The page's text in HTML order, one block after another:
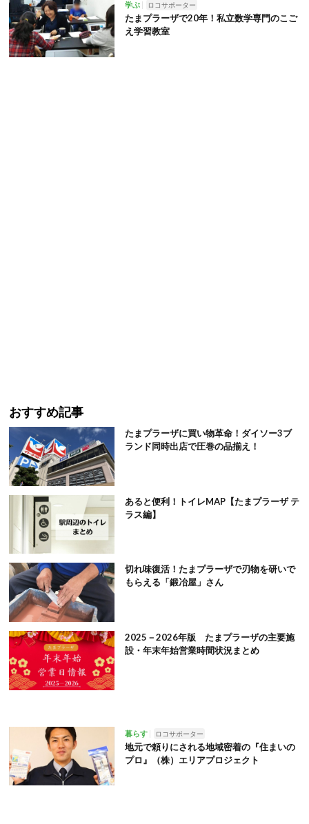
学ぶ ロコサポーター
たまプラーザで20年！私立数学専門のこご
え学習教室
おすすめ記事
たまプラーザに買い物革命！ダイソー3ブ
ランド同時出店で圧巻の品揃え！
あると便利！トイレMAP【たまプラーザ テ
ラス編】
切れ味復活！たまプラーザで刃物を研いで
もらえる「鍛冶屋」さん
2025－2026年版 たまプラーザの主要施
設・年末年始営業時間状況まとめ
暮らす ロコサポーター
地元で頼りにされる地域密着の『住まいの
プロ』（株）エリアプロジェクト